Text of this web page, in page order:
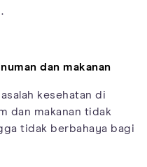
dan makanan
kesehatan di
dan makanan tidak
tidak berbahaya bagi